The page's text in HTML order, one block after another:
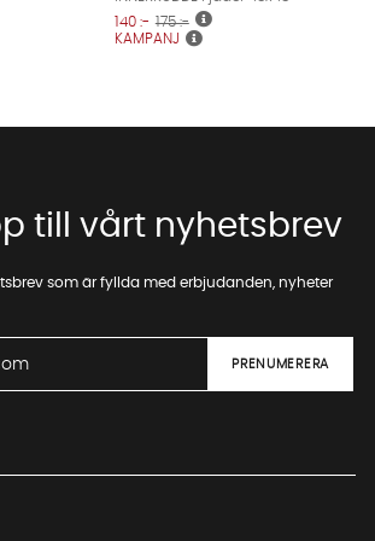
KAMPANJ
140 :- 175 :-
till vårt nyhetsbrev
som är fyllda med erbjudanden, nyheter